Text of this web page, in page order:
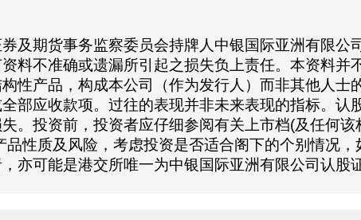
及期货事务监察委员会持牌人中银国际亚洲有限
料不准确或遗漏所引起之损失负上责任。本资料
性产品，构成本公司（作为发行人）而非其他人
部应收款项。过往的表现并非未来表现的指标。
。投资前，投资者应仔细参阅有关上市档(及任何
品性质及风险，考虑投资是否适合阁下的个别情况
亦可能是港交所唯一为中银国际亚洲有限公司认股